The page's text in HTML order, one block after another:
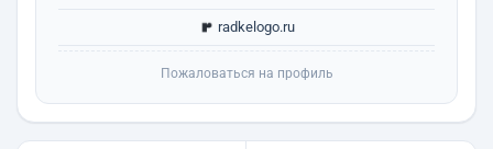
radkelogo.ru
Пожаловаться на профиль